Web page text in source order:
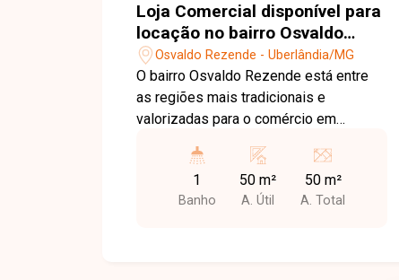
Loja Comercial disponível para
locação no bairro Osvaldo
Rezende em Uberlândia-MG
Osvaldo Rezende - Uberlândia/MG
O bairro Osvaldo Rezende está entre
as regiões mais tradicionais e
valorizadas para o comércio em
privilegiada, oferece fácil acesso ao
Centro, grande circulação de pessoas e
veículos, além de estar próximo a
1
Banho
50 m²
A. Útil
50 m²
A. Total